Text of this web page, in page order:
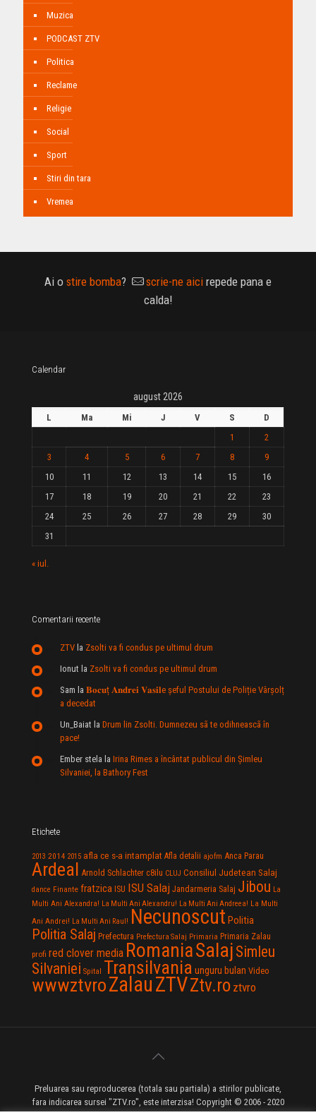
Muzica
PODCAST ZTV
Politica
Reclame
Religie
Social
Sport
Stiri din tara
Vremea
Ai o stire bomba? scrie-ne aici repede pana e
calda!
Calendar
august 2026
L Ma Mi J V S
D
1
2
3
4 5 6 7 8
9
10
11 12 13 14 15
16
17
18 19 20 21 22
23
24
25 26 27 28 29
30
31
« iul.
Comentarii recente
ZTV la Zsolti va fi condus pe ultimul drum
Ionut la Zsolti va fi condus pe ultimul drum
Sam la 𝐁𝐨𝐜𝐮ț 𝐀𝐧𝐝𝐫𝐞𝐢 𝐕𝐚𝐬𝐢𝐥e şeful Postului de Poliție Vârșolț
a decedat
Un_Baiat la Drum lin Zsolti. Dumnezeu sã te odihneascã în
pace!
Ember stela la Irina Rimes a încântat publicul din Şimleu
Silvaniei, la Bathory Fest
Etichete
2013 2014 2015 afla ce s-a intamplat Afla detalii ajofm Anca Parau
Ardeal Arnold Schlachter c8ilu CLUJ Consiliul Judetean Salaj
dance Finante fratzica ISU ISU Salaj Jandarmeria Salaj Jibou La
Multi Ani Alexandra! La Multi Ani Alexandru! La Multi Ani Andreea! La Multi
Ani Andrei! La Multi Ani Raul! Necunoscut Politia
Politia Salaj Prefectura Prefectura Salaj Primaria Primaria Zalau
profi red clover media RomaniaSalaj Simleu
Silvaniei Spital Transilvania unguru bulan Video
wwwztvroZalauZTVZtv.ro ztvro
Preluarea sau reproducerea (totala sau partiala) a stirilor publicate,
fara indicarea sursei "ZTV.ro", este interzisa! Copyright © 2006 - 2020